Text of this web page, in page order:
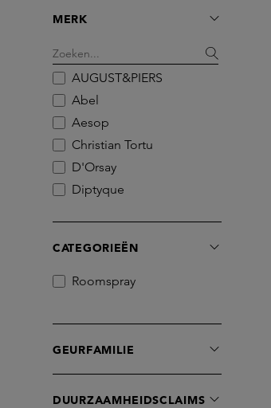
MERK
AUGUST&PIERS
Abel
Aesop
Christian Tortu
D'Orsay
Diptyque
Ghawali
Juliette has a Gun
Lorenzo Villoresi
MALIN+GOETZ
CATEGORIEËN
Roomspray
GEURFAMILIE
DUURZAAMHEIDSCLAIMS